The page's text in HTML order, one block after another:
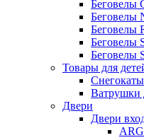
Беговелы
Беговелы
Беговелы
Беговелы
Беговелы
Товары для
Снегокаты
Ватрушки
Двери
Двери